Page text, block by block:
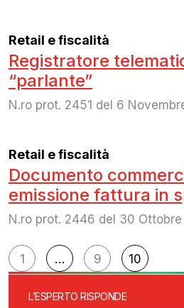
Retail e fiscalità
Registratore
“parlante”
N.ro prot. 2451 del 6
Retail e fiscalità
Documento
emissione fattura in
N.ro prot. 2446 del 30
Navigazione
articoli
1 … 9 10
L’ESPERTO RISPONDE